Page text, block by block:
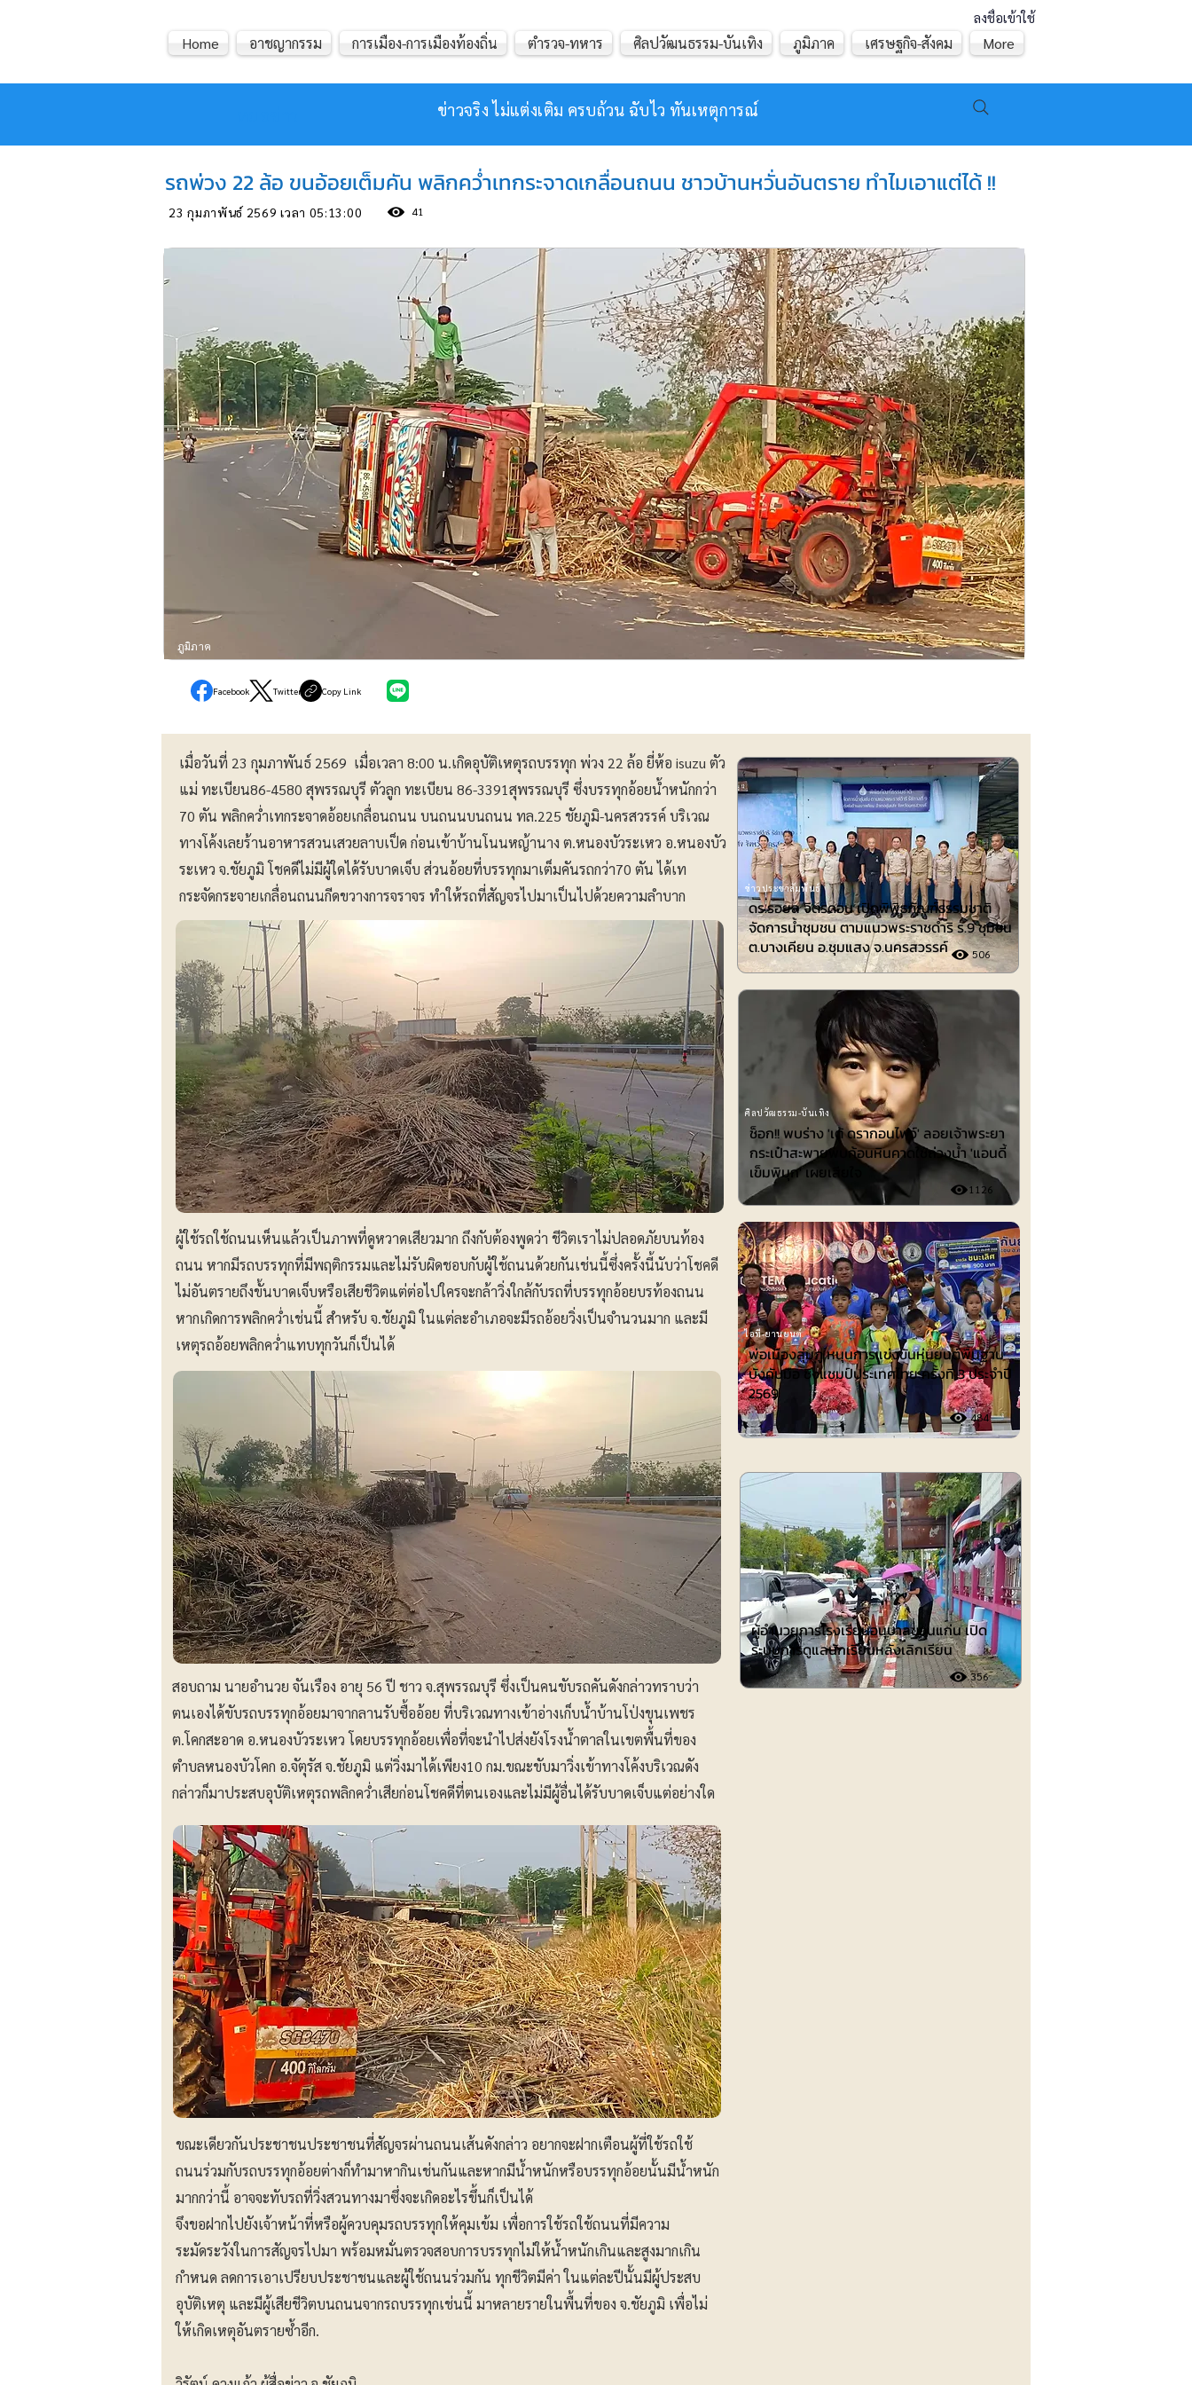
ลงชื่อเข้าใช้
ข่าวจริง ไม่แต่งเติม ครบถ้วน ฉับไว ทันเหตุการณ์
Home อาชญากรรม การเมือง-การเมืองท้องถิ่น ตำรวจ-ทหาร ศิลปวัฒนธรรม-บันเทิง ภูมิภาค เศรษฐกิจ-สังคม More
รถพ่วง 22 ล้อ ขนอ้อยเต็มคัน พลิกคว่ำเทกระจาดเกลื่อนถนน ชาวบ้านหวั่นอันตราย ทำไมเอาแต่ได้ !!
23 กุมภาพันธ์ 2569 เวลา 05:13:00 41
ภูมิภาค
Facebook Twitter Copy Link
เมื่อวันที่ 23 กุมภาพันธ์ 2569 เมื่อเวลา 8:00 น.เกิดอุบัติเหตุรถบรรทุก พ่วง 22 ล้อ ยี่ห้อ isuzu ตัว
แม่ ทะเบียน86-4580 สุพรรณบุรี ตัวลูก ทะเบียน 86-3391สุพรรณบุรี ซึ่งบรรทุกอ้อยน้ำหนักกว่า
70 ตัน พลิกคว่ำเทกระจาดอ้อยเกลื่อนถนน บนถนนบนถนน ทล.225 ชัยภูมิ-นครสวรรค์ บริเวณ
ทางโค้งเลยร้านอาหารสวนเสวยลาบเป็ด ก่อนเข้าบ้านโนนหญ้านาง ต.หนองบัวระเหว อ.หนองบัว
ระเหว จ.ชัยภูมิ โชคดีไม่มีผู้ใดได้รับบาดเจ็บ ส่วนอ้อยที่บรรทุกมาเต็มคันรถกว่า70 ตัน ได้เท
กระจัดกระจายเกลื่อนถนนกีดขวางการจราจร ทำให้รถที่สัญจรไปมาเป็นไปด้วยความลำบาก
ผู้ใช้รถใช้ถนนเห็นแล้วเป็นภาพที่ดูหวาดเสียวมาก ถึงกับต้องพูดว่า ชีวิตเราไม่ปลอดภัยบนท้อง
ถนน หากมีรถบรรทุกที่มีพฤติกรรมและไม่รับผิดชอบกับผู้ใช้ถนนด้วยกันเช่นนี้ซึ่งครั้งนี้นับว่าโชคดี
ไม่อันตรายถึงขั้นบาดเจ็บหรือเสียชีวิตแต่ต่อไปใครจะกล้าวิ่งใกล้กับรถที่บรรทุกอ้อยบรท้องถนน
หากเกิดการพลิกคว่ำเช่นนี้ สำหรับ จ.ชัยภูมิ ในแต่ละอำเภอจะมีรถอ้อยวิ่งเป็นจำนวนมาก และมี
เหตุรถอ้อยพลิกคว่ำแทบทุกวันก็เป็นได้
สอบถาม นายอำนวย จันเรือง อายุ 56 ปี ชาว จ.สุพรรณบุรี ซึ่งเป็นคนขับรถคันดังกล่าวทราบว่า
ตนเองได้ขับรถบรรทุกอ้อยมาจากลานรับซื้ออ้อย ที่บริเวณทางเข้าอ่างเก็บน้ำบ้านโป่งขุนเพชร
ต.โคกสะอาด อ.หนองบัวระเหว โดยบรรทุกอ้อยเพื่อที่จะนำไปส่งยังโรงน้ำตาลในเขตพื้นที่ของ
ตำบลหนองบัวโคก อ.จัตุรัส จ.ชัยภูมิ แต่วิ่งมาได้เพียง10 กม.ขณะขับมาวิ่งเข้าทางโค้งบริเวณดัง
กล่าวก็มาประสบอุบัติเหตุรถพลิกคว่ำเสียก่อนโชคดีที่ตนเองและไม่มีผู้อื่นได้รับบาดเจ็บแต่อย่างใด
ขณะเดียวกันประชาชนประชาชนที่สัญจรผ่านถนนเส้นดังกล่าว อยากจะฝากเตือนผู้ที่ใช้รถใช้
ถนนร่วมกับรถบรรทุกอ้อยต่างก็ทำมาหากินเช่นกันและหากมีน้ำหนักหรือบรรทุกอ้อยนั้นมีน้ำหนัก
มากกว่านี้ อาจจะทับรถที่วิ่งสวนทางมาซึ่งจะเกิดอะไรขึ้นก็เป็นได้
จึงขอฝากไปยังเจ้าหน้าที่หรือผู้ควบคุมรถบรรทุกให้คุมเข้ม เพื่อการใช้รถใช้ถนนที่มีความ
ระมัดระวังในการสัญจรไปมา พร้อมหมั่นตรวจสอบการบรรทุกไม่ให้น้ำหนักเกินและสูงมากเกิน
กำหนด ลดการเอาเปรียบประชาชนและผู้ใช้ถนนร่วมกัน ทุกชีวิตมีค่า ในแต่ละปีนั้นมีผู้ประสบ
อุบัติเหตุ และมีผู้เสียชีวิตบนถนนจากรถบรรทุกเช่นนี้ มาหลายรายในพื้นที่ของ จ.ชัยภูมิ เพื่อไม่
ให้เกิดเหตุอันตรายซ้ำอีก.
ดร.รอยล จิตรดอน เปิดพิพิธภัณฑ์ธรรมชาติ
จัดการน้ำชุมชน ตามแนวพระราชดำริ ร.9 ชุมชน
ต.บางเคียน อ.ชุมแสง จ.นครสวรรค์
506
ข่าวประชาสัมพันธ์
ช็อก!! พบร่าง 'เต้ ดรากอนไฟว์' ลอยเจ้าพระยา
กระเป๋าสะพายพบก้อนหินคาดใช้ถ่วงน้ำ 'แอนดี้
เข็มพิมุก' เผยเสียใจ
1126
ศิลปวัฒธรรม-บันเทิง
ไอที-ยานยนต์
พ่อเมืองลุ่มภู หนุนการแข่งขันหุ่นยนต์พื้นฐาน
บังคับมือ ชิงแชมป์ประเทศไทย ครั้งที่ 3 ประจำปี
2569
484
การศึกษา
ผู้อำนวยการโรงเรียนอนุบาลขอนแก่น เปิด
ระบบการดูแลนักเรียนหลังเลิกเรียน
356